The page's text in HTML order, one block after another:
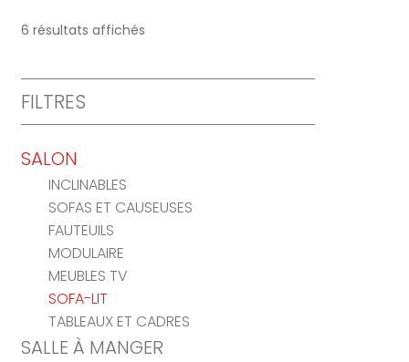
6 résultats affichés
FILTRES
SALON
INCLINABLES
SOFAS ET CAUSEUSES
FAUTEUILS
MODULAIRE
MEUBLES TV
SOFA-LIT
TABLEAUX ET CADRES
SALLE À MANGER